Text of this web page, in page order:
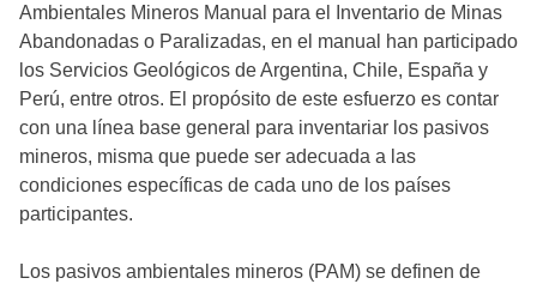
Ambientales Mineros Manual para el Inventario de Minas
Abandonadas o Paralizadas, en el manual han participado
los Servicios Geológicos de Argentina, Chile, España y
Perú, entre otros. El propósito de este esfuerzo es contar
con una línea base general para inventariar los pasivos
mineros, misma que puede ser adecuada a las
condiciones específicas de cada uno de los países
participantes.
Los pasivos ambientales mineros (PAM) se definen de